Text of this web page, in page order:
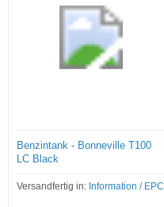
Benzintank - Bonneville T100
LC Black
Versandfertig in: Information / EPC